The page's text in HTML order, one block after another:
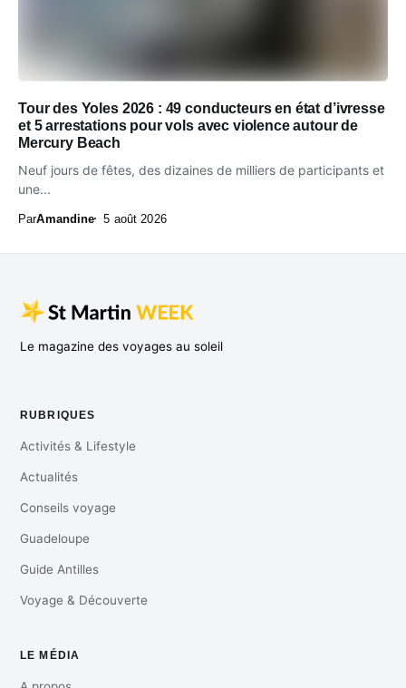
Tour des Yoles 2026 : 49 conducteurs en état d’ivresse
et 5 arrestations pour vols avec violence autour de
Mercury Beach
Neuf jours de fêtes, des dizaines de milliers de participants et
une...
ParAmandine 5 août 2026
Le magazine des voyages au soleil
RUBRIQUES
Activités & Lifestyle
Actualités
Conseils voyage
Guadeloupe
Guide Antilles
Voyage & Découverte
LE MÉDIA